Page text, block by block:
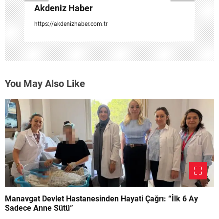
Akdeniz Haber
https://akdenizhaber.com.tr
You May Also Like
Manavgat Devlet Hastanesinden Hayati Çağrı: “İlk 6 Ay
Sadece Anne Sütü”